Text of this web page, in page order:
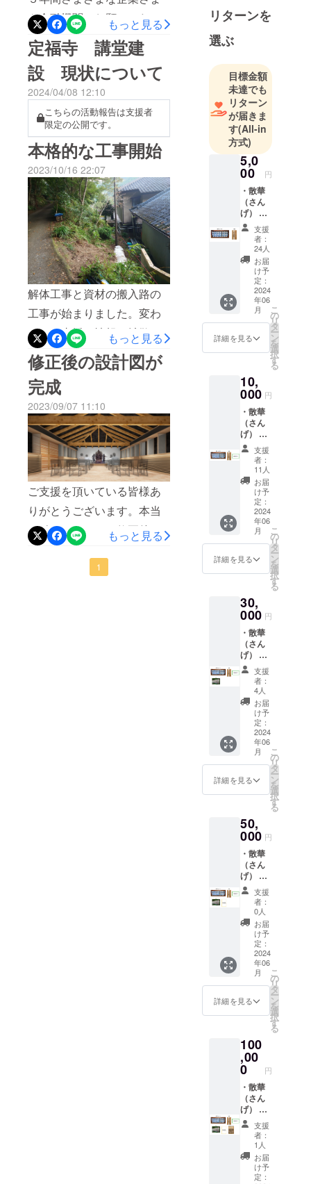
や金融機関にお願いいたし
ておりました。お陰様でよ
うやくこの３月に融資を得
られることができました。
昨日令和７年４月１６日に
契約し、５月から建築が始
まり令和８年３月３１日ま
でに完成予定です。落慶法
要は４月頃に行う予定で
す。つきましては遅くなり
ましたが、順次皆様に返礼
品をお届けいたします。大
変遅くなり申し訳ございま
せんでした。このページと
定福寺HPで建設の様子を報
告いたします。
もっと見る
定福寺 講堂建
設 現状について
2024/04/08 12:10
こちらの活動報告は支援者
限定の公開です。
本格的な工事開始
2023/10/16 22:07
解体工事と資材の搬入路の
工事が始まりました。変わ
らぬご支援と情報の拡散を
宜しくお願いいたします。
もっと見る
修正後の設計図が
完成
2023/09/07 11:10
ご支援を頂いている皆様あ
りがとうございます。本当
に励まされます。修正後の
設計図が今週完成しまし
た。資材の高騰などの理由
もっと見る
1
リターンを
選ぶ
目標金額
未達でも
リターン
が届きま
す(All-in
方式)
5,0
00 円
・散華
（さん
げ） 散
華は、
尊い存
在を招
き入れ
る際に
使用し
ていた
花びら
を模し
ていま
す。真
言宗で
は読経
花びら
を蒔き
ます。
定福寺
の散華
は、定
福寺の
次女で
あり京
都美術
院仏師
が定福
寺の仏
さまを
思い描
いたも
ので
長老釣
井龍宏
師の言
葉が記
されて
いま
す。 ・
巻紙に
お名前
を記録
し宝物
殿に永
年保存
いたし
ます。
＊支
援時、
載を希
望され
るお名
前をご
記入く
ださ
い。お
名前は
15文字
以内で
お願い
いたし
ます。
支援
者：
24人
お届
け予
定：
2024
年06
月
詳細を見る
こ
の
リ
タ
ー
ン
を
選
択
す
る
10,
000 円
・散華
（さん
げ） 散
華は、
尊い存
在を招
き入れ
る際に
使用し
ていた
花びら
を模し
ていま
す。真
言宗で
は読経
花びら
を蒔き
ます。
定福寺
の散華
は、定
福寺の
次女で
あり京
都美術
院仏師
が定福
寺の仏
さまを
思い描
いたも
ので
長老釣
井龍宏
師の言
葉が記
されて
いま
す。 ・
巻紙に
お名前
を記録
し永年
宝物殿
に保存
いたし
ます。
＊支援
時、必
を希望
される
お名前
をご記
入くだ
さい。
お名前
は15文
字以内
でお願
いいた
しま
す。 ・
支援
者：
11人
お届
け予
定：
2024
年06
月
詳細を見る
こ
の
リ
タ
ー
ン
を
選
択
す
る
30,
000 円
・散華
（さん
げ） 散
華は、
尊い存
在を招
き入れ
る際に
使用し
ていた
花びら
を模し
ていま
す。真
言宗で
は読経
花びら
を蒔き
ます。
定福寺
の散華
は、定
福寺の
次女で
あり京
都美術
院仏師
が定福
寺の仏
さまを
思い描
いたも
ので
長老釣
井龍宏
師の言
葉が記
されて
いま
す。 ・
巻紙に
お名前
を記録
し永年
宝物殿
に保存
支援
者：
4人
お届
け予
定：
2024
年06
月
詳細を見る
こ
の
リ
タ
ー
ン
を
選
択
す
る
50,
000 円
・散華
（さん
げ） 散
華は、
尊い存
在を招
き入れ
る際に
使用し
ていた
花びら
を模し
ていま
す。真
言宗で
は読経
花びら
を蒔き
ます。
定福寺
の散華
は、定
福寺の
次女で
あり京
都美術
院仏師
が定福
寺の仏
支援
者：
0人
お届
け予
定：
2024
年06
月
詳細を見る
こ
の
リ
タ
ー
ン
を
選
択
す
る
100
,00
0 円
・散華
（さん
げ） 散
華は、
尊い存
在を招
き入れ
る際に
使用し
支援
者：
1人
お届
け予
定：